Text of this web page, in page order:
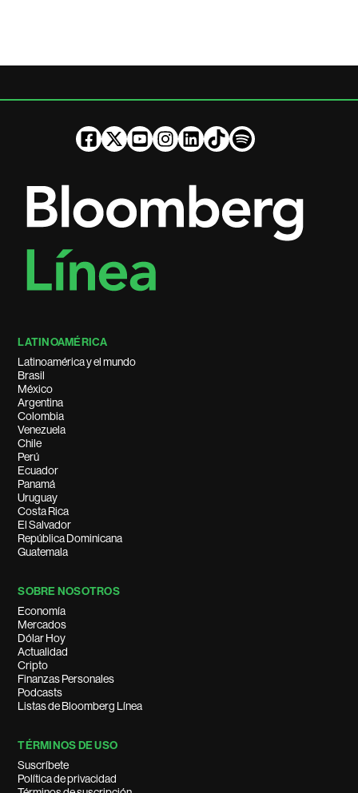
LATINOAMÉRICA
Latinoamérica y el mundo
Brasil
México
Argentina
Colombia
Venezuela
Chile
Perú
Ecuador
Panamá
Uruguay
Costa Rica
El Salvador
República Dominicana
Guatemala
SOBRE NOSOTROS
Economía
Mercados
Dólar Hoy
Actualidad
Cripto
Finanzas Personales
Podcasts
Listas de Bloomberg Línea
TÉRMINOS DE USO
Suscríbete
Política de privacidad